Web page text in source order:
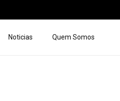
Noticias Quem Somos